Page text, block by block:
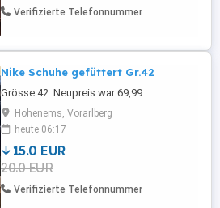
Verifizierte Telefonnummer
Nike Schuhe gefüttert Gr.42
Grösse 42. Neupreis war 69,99
Hohenems, Vorarlberg
heute 06:17
15.0 EUR
20.0 EUR
Verifizierte Telefonnummer